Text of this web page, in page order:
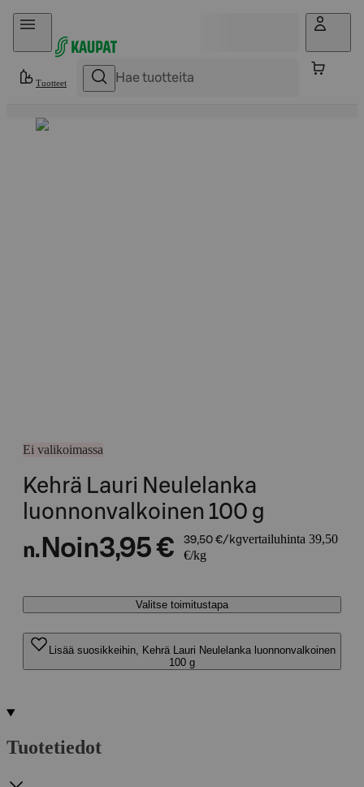
Hyppää sisältöön
Tuotteet
Ei valikoimassa
Kehrä Lauri Neulelanka
luonnonvalkoinen 100 g
n. Noin3,95 € 39,50 €/kgvertailuhinta 39,50
€/kg
Valitse toimitustapa
Lisää suosikkeihin, Kehrä Lauri Neulelanka luonnonvalkoinen
100 g
Tuotetiedot